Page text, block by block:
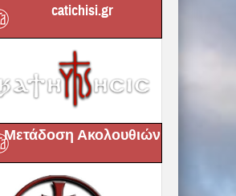
catichisi.gr
Μετάδοση Ακολουθιών